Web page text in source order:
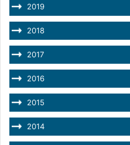
2019
2018
2017
2016
2015
2014